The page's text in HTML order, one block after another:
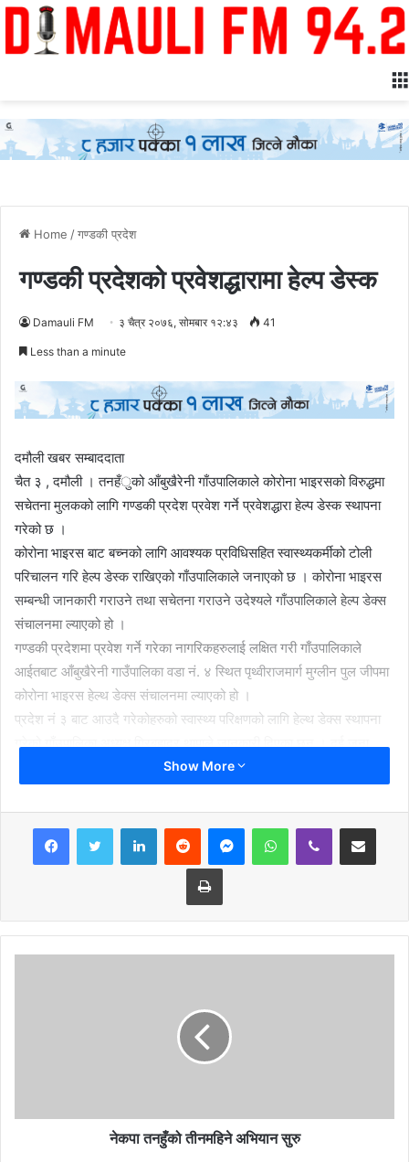
Home /गण्डकी प्रदेश
गण्डकी प्रदेशको प्रवेशद्धारामा हेल्प डेस्क
Damauli FM ३ चैत्र २०७६, सोमबार १२:४३ 41
Less than a minute
दमौली खबर सम्बाददाता
चैत ३ , दमौली । तनहँुको आँबुखैरेनी गाँउपालिकाले कोरोना भाइरसको विरुद्धमा
सचेतना मुलकको लागि गण्डकी प्रदेश प्रवेश गर्ने प्रवेशद्धारा हेल्प डेस्क स्थापना
गरेको छ ।
कोरोना भाइरस बाट बच्नको लागि आवश्यक प्रविधिसहित स्वास्थ्यकर्मीको टोली
परिचालन गरि हेल्प डेस्क राखिएको गाँउपालिकाले जनाएको छ । कोरोना भाइरस
सम्बन्धी जानकारी गराउने तथा सचेतना गराउने उदेश्यले गाँउपालिकाले हेल्प डेक्स
संचालनमा ल्याएको हो ।
गण्डकी प्रदेशमा प्रवेश गर्ने गरेका नागरिकहरुलाई लक्षित गरी गाँउपालिकाले
आईतबाट आँबुखैरेनी गाउँपालिका वडा नं. ४ स्थित पृथ्वीराजमार्ग मुग्लीन पुल जीपमा
कोरोना भाइरस हेल्थ डेक्स संचालनमा ल्याएको हो ।
प्रदेश नं ३ बाट आउदै गरेकोहरुको स्वास्थ्य परिक्षणको लागि हेल्थ डेक्स स्थापना
गरेको गाँउपालिका अध्यक्ष गिरबहादुर थापाले जानकारी दिएका छन् । दुई जना
स्वासथ्य कर्मी १५ दिन सम्म निरन्तर रुपमा खटाइने उनले बताए ।
Show More
Print
नेकपा तनहुँको तीनमहिने अभियान सुरु